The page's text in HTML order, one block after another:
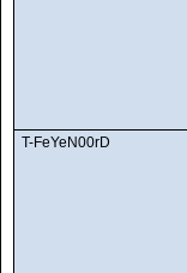
T-FeYeN00rD